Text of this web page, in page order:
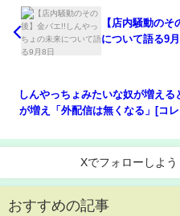
【店内騒動の
について語る9月
しんやっちょみたいな奴が増える
が増え「外配信は無くなる」[コ
Xでフォローしよう
おすすめの記事